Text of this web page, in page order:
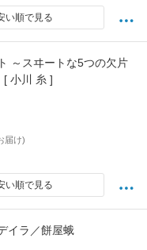
い順で見る
～スヰートな5つの欠片
[ 小川 糸 ]
届け)
い順で見る
イラ／餅屋蛾